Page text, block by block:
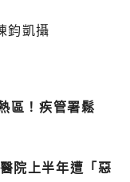
鈞凱攝
區！疾管署鬆
院上半年遭「惡